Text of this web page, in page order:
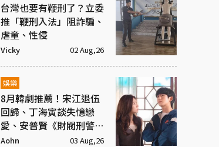
台灣也要有鞭刑了？立委
推「鞭刑入法」阻詐騙、
虐童、性侵
Vicky 02 Aug,26
娛樂
8月韓劇推薦！宋江退伍
回歸、丁海寅談失憶戀
愛、安普賢《財閥刑警》
續集來了
Aohn 03 Aug,26